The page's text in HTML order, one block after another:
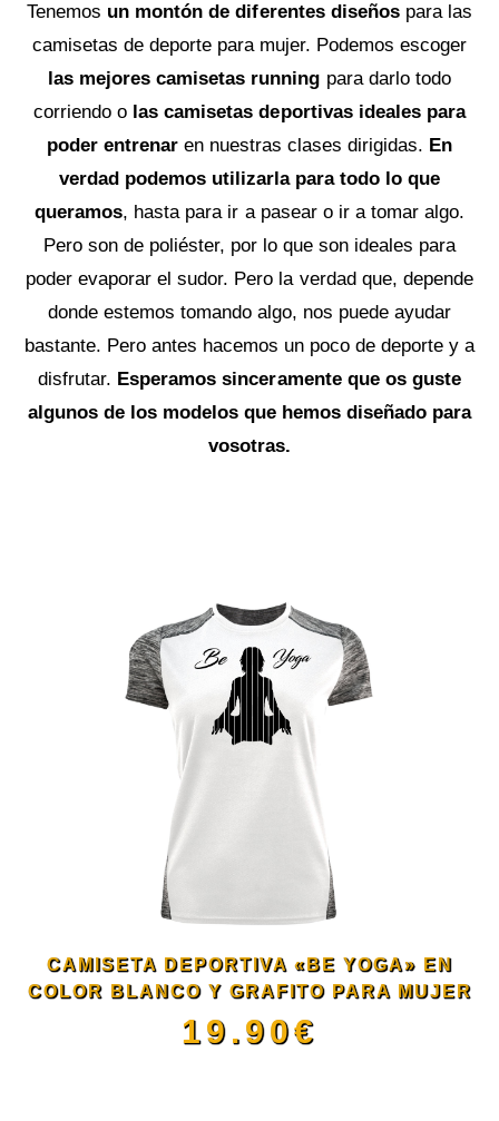
Tenemos un montón de diferentes diseñospara las
camisetas de deporte para mujer. Podemos escoger
las mejores camisetas running para darlo todo
corriendo o las camisetas deportivas ideales para
poder entrenaren nuestras clases dirigidas. En
verdad podemos utilizarla para todo lo que
queramos, hasta para ir a pasear o ir a tomar algo.
Pero son de poliéster, por lo que son ideales para
poder evaporar el sudor. Pero la verdad que, depende
donde estemos tomando algo, nos puede ayudar
bastante. Pero antes hacemos un poco de deporte y a
disfrutar. Esperamos sinceramente que os guste
algunos de los modelos que hemos diseñado para
vosotras.
CAMISETA DEPORTIVA «BE YOGA» EN
COLOR BLANCO Y GRAFITO PARA MUJER
19.90€